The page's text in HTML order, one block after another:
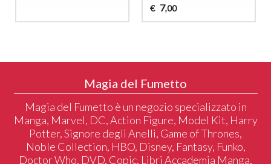
€ 7,00
Magia del Fumetto
Magia del Fumetto è un negozio specializzato in
Manga, Marvel, DC, Action Figure, Model Kit, Harry
Potter, Signore degli Anelli, Game of Thrones,
Noble Collection, HBO, Disney, Fantasy, Funko,
Doctor Who, DVD, Copic, Libri Accademia Manga,